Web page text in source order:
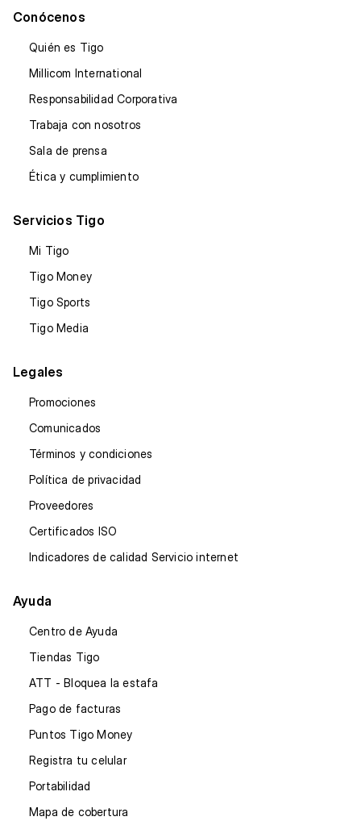
Conócenos
Quién es Tigo
Millicom International
Responsabilidad Corporativa
Trabaja con nosotros
Sala de prensa
Ética y cumplimiento
Servicios Tigo
Mi Tigo
Tigo Money
Tigo Sports
Tigo Media
Legales
Promociones
Comunicados
Términos y condiciones
Política de privacidad
Proveedores
Certificados ISO
Indicadores de calidad Servicio internet
Ayuda
Centro de Ayuda
Tiendas Tigo
ATT - Bloquea la estafa
Pago de facturas
Puntos Tigo Money
Registra tu celular
Portabilidad
Mapa de cobertura